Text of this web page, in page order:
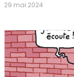
29 mai 2024